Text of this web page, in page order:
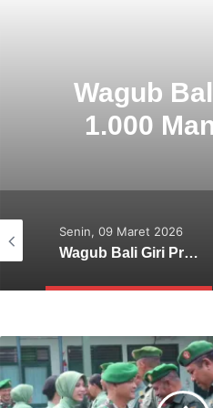
Jumat, 06 Maret 2026